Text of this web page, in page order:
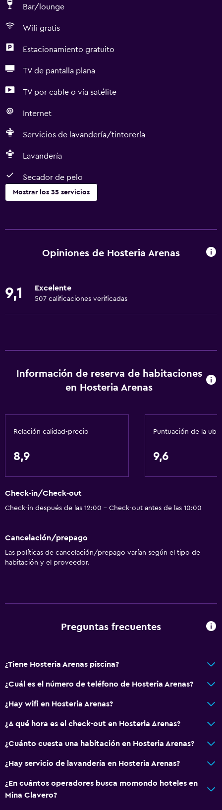
Bar/lounge
Wifi gratis
Estacionamiento gratuito
TV de pantalla plana
TV por cable o vía satélite
Internet
Servicios de lavandería/tintorería
Lavandería
Secador de pelo
Mostrar los 35 servicios
Solárium
Espacio de almacenamiento
Ducha
Servicios y facilidades
Servicio de despertador
Cambio de divisas
Recepción 24 horas
Servicios básicos
Internet
Aire acondicionado
Calefacción
Traslado al aeropuerto (con cargos)
Estacionamiento gratuito
Estacionamiento privado
Sistema de entretenimiento
Radio
TV por cable o vía satélite
TV de pantalla plana
Opiniones de Hosteria Arenas
9,1 Excelente
507 calificaciones verificadas
Información de reserva de habitaciones
en Hosteria Arenas
Relación calidad-precio
8,9
Puntuación de la
9,6
Check-in/Check-out
Check-in después de las 12:00 - Check-out antes de las 10:00
Cancelación/prepago
Las políticas de cancelación/prepago varían según el tipo de
habitación y el proveedor.
Preguntas frecuentes
¿Tiene Hosteria Arenas piscina?
¿Cuál es el número de teléfono de Hosteria Arenas?
¿Hay wifi en Hosteria Arenas?
¿A qué hora es el check-out en Hosteria Arenas?
¿Cuánto cuesta una habitación en Hosteria Arenas?
¿Hay servicio de lavandería en Hosteria Arenas?
¿En cuántos operadores busca momondo hoteles en
Mina Clavero?